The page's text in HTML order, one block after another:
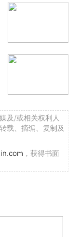
及/或相关权利人
载、摘编、复制及
，获得书面